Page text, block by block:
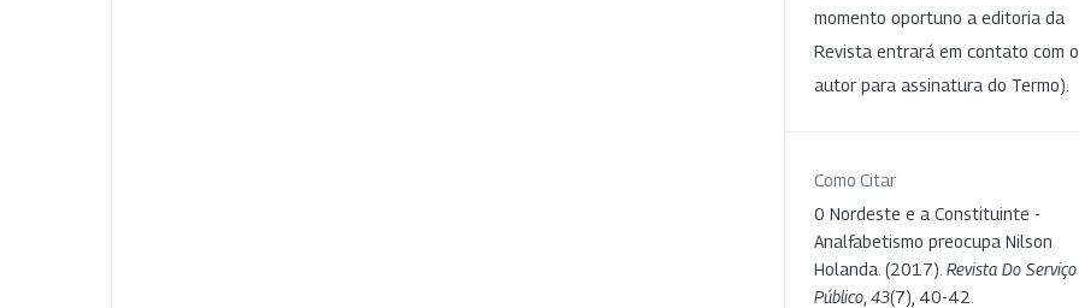
momento oportuno a editoria da
Revista entrará em contato com o
autor para assinatura do Termo).
Como Citar
0 Nordeste e a Constituinte -
Analfabetismo preocupa Nilson
Holanda. (2017). Revista Do Serviço
Público 43(7), 40-42.